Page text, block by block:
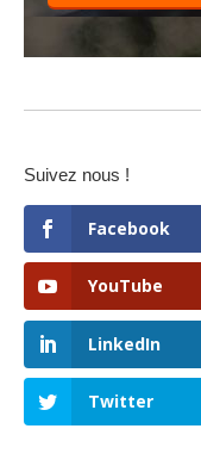
Suivez nous !
Facebook
YouTube
LinkedIn
Twitter